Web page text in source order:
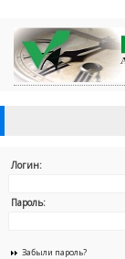
Логин:
Пароль:
Забыли пароль?